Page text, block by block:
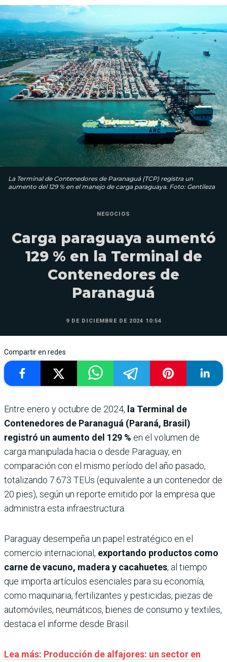
La Terminal de Contenedores de Paranaguá (TCP) registra un
aumento del 129 % en el manejo de carga paraguaya. Foto: Gentileza
NEGOCIOS
Carga paraguaya aumentó
129 % en la Terminal de
Contenedores de
Paranaguá
9 DE DICIEMBRE DE 2024 10:54
Compartir en redes
Entre enero y octubre de 2024, la Terminal de
Contenedores de Paranaguá (Paraná, Brasil)
registró un aumento del 129 % en el volumen de
carga manipulada hacia o desde Paraguay, en
comparación con el mismo período del año pasado,
totalizando 7.673 TEUs (equivalente a un contenedor de
20 pies), según un reporte emitido por la empresa que
administra esta infraestructura.
Paraguay desempeña un papel estratégico en el
comercio internacional, exportando productos como
carne de vacuno, madera y cacahuetes, al tiempo
que importa artículos esenciales para su economía,
como maquinaria, fertilizantes y pesticidas, piezas de
automóviles, neumáticos, bienes de consumo y textiles,
destaca el informe desde Brasil.
Lea más: Producción de alfajores: un sector en